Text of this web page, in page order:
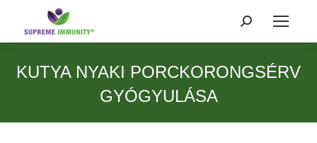
Search:
KUTYA NYAKI PORCKORONGSÉRV
GYÓGYULÁSA